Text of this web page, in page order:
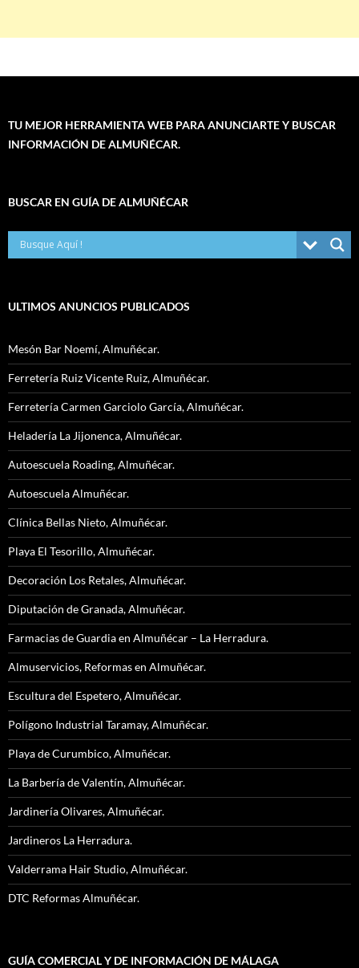
TU MEJOR HERRAMIENTA WEB PARA ANUNCIARTE Y BUSCAR
INFORMACIÓN DE ALMUÑÉCAR.
BUSCAR EN GUÍA DE ALMUÑÉCAR
ULTIMOS ANUNCIOS PUBLICADOS
Mesón Bar Noemí, Almuñécar.
Ferretería Ruiz Vicente Ruiz, Almuñécar.
Ferretería Carmen Garciolo García, Almuñécar.
Heladería La Jijonenca, Almuñécar.
Autoescuela Roading, Almuñécar.
Autoescuela Almuñécar.
Clínica Bellas Nieto, Almuñécar.
Playa El Tesorillo, Almuñécar.
Decoración Los Retales, Almuñécar.
Diputación de Granada, Almuñécar.
Farmacias de Guardia en Almuñécar – La Herradura.
Almuservicios, Reformas en Almuñécar.
Escultura del Espetero, Almuñécar.
Polígono Industrial Taramay, Almuñécar.
Playa de Curumbico, Almuñécar.
La Barbería de Valentín, Almuñécar.
Jardinería Olivares, Almuñécar.
Jardineros La Herradura.
Valderrama Hair Studio, Almuñécar.
DTC Reformas Almuñécar.
GUÍA COMERCIAL Y DE INFORMACIÓN DE MÁLAGA